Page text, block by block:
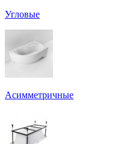
Угловые
Асимметричные